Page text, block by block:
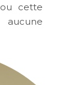
cette